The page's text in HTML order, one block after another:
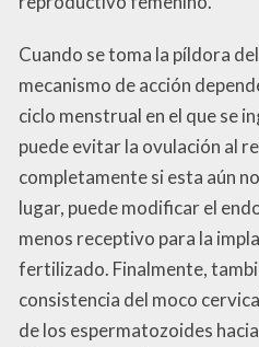
Cuando se toma la píldora
mecanismo de acción
ciclo menstrual en el que se
puede evitar la ovulación al
completamente si esta aún
lugar, puede modificar el
menos receptivo para la
fertilizado. Finalmente,
consistencia del moco
de los espermatozoides